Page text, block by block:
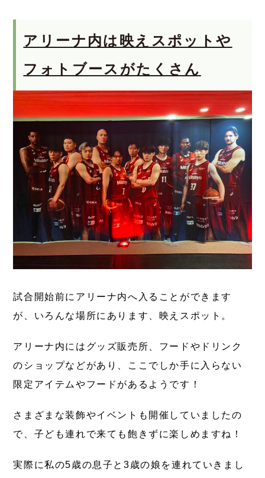
アリーナ内は映えスポットや
フォトブースがたくさん
試合開始前にアリーナ内へ入ることができます
が、いろんな場所にあります、映えスポット。
アリーナ内にはグッズ販売所、フードやドリンク
のショップなどがあり、ここでしか手に入らない
限定アイテムやフードがあるようです！
さまざまな装飾やイベントも開催していましたの
で、子ども連れで来ても飽きずに楽しめますね！
実際に私の5歳の息子と3歳の娘を連れていきまし